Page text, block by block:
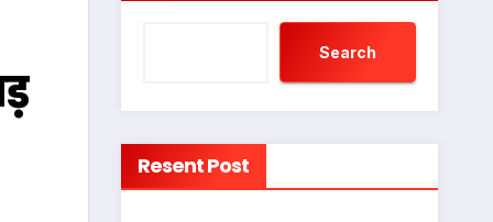
Search
Resent Post